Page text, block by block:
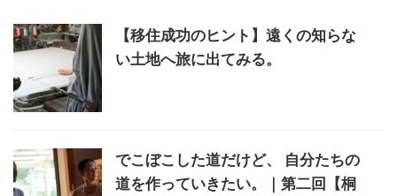
【移住成功のヒント】遠くの知らな
い土地へ旅に出てみる。
でこぼこした道だけど、 自分たちの
道を作っていきたい。｜第二回【桐